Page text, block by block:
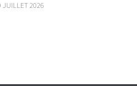
JUILLET 2026